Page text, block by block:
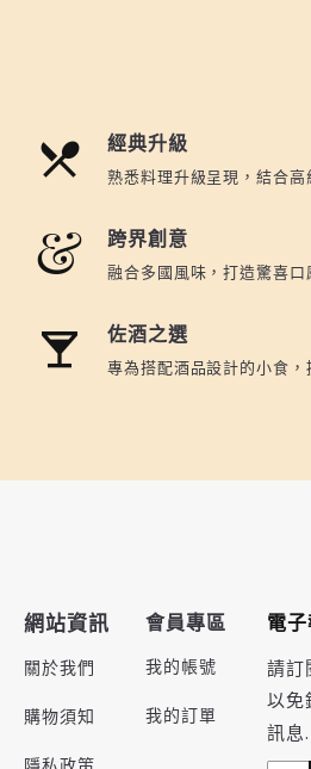
經典升級
熟悉料理升級呈現，結合高
跨界創意
融合多國風味，打造驚喜口
佐酒之選
專為搭配酒品設計的小食，
網站資訊
關於我們
購物須知
會員專區
我的帳號
我的訂單
電
請訂
以免
訊息.